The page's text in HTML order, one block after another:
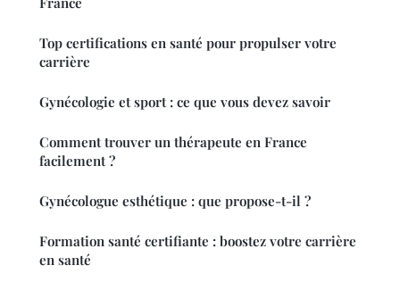
Top certifications en santé pour propulser votre
carrière
Gynécologie et sport : ce que vous devez savoir
Comment trouver un thérapeute en France
facilement ?
Gynécologue esthétique : que propose-t-il ?
Formation santé certifiante : boostez votre carrière
en santé